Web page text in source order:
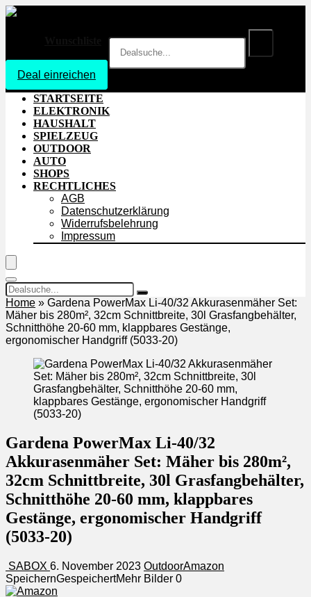
Deal einreichen
STARTSEITE
ELEKTRONIK
HAUSHALT
SPIELZEUG
OUTDOOR
AUTO
SHOPS
RECHTLICHES
AGB
Datenschutzerklärung
Widerrufsbelehrung
Impressum
Home » Gardena PowerMax Li-40/32 Akkurasenmäher Set:
Mäher bis 280m², 32cm Schnittbreite, 30l Grasfangbehälter,
Schnitthöhe 20-60 mm, klappbares Gestänge,
ergonomischer Handgriff (5033-20)
Gardena PowerMax Li-40/32
Akkurasenmäher Set: Mäher bis 280m²,
32cm Schnittbreite, 30l Grasfangbehälter,
Schnitthöhe 20-60 mm, klappbares
Gestänge, ergonomischer Handgriff
(5033-20)
SABOX 6. November 2023 OutdoorAmazon
SpeichernGespeichertMehr Bilder 0